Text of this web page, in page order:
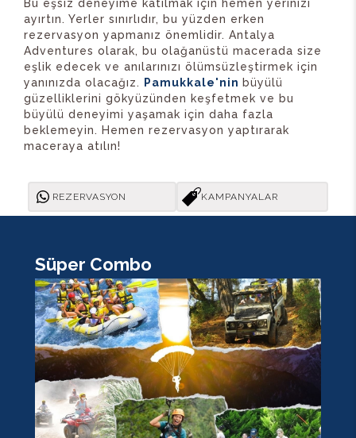
Bu eşsiz deneyime katılmak için hemen yerinizi
ayırtın. Yerler sınırlıdır, bu yüzden erken
rezervasyon yapmanız önemlidir. Antalya
Adventures olarak, bu olağanüstü macerada size
eşlik edecek ve anılarınızı ölümsüzleştirmek için
yanınızda olacağız.
Pamukkale'nin büyülü
güzelliklerini gökyüzünden keşfetmek ve bu
büyülü deneyimi yaşamak için daha fazla
beklemeyin. Hemen rezervasyon yaptırarak
maceraya atılın!
REZERVASYON KAMPANYALAR
Süper Combo